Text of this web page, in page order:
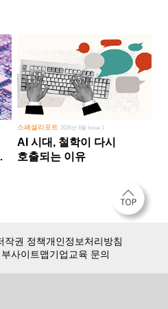
스페셜리포트 2026년 8월 Issue 1
AI 시대, 철학이 다시
호출되는 이유
작권 정책개인정보처리방침
사이트맵기업교육 문의